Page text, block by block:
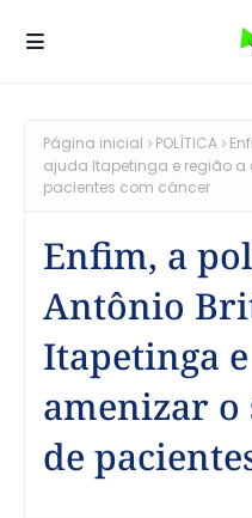
Página inicial POLÍTICA
ajuda Itapetinga e região a
pacientes com câncer
Enfim, a
Antônio
Itapetinga
amenizar
de